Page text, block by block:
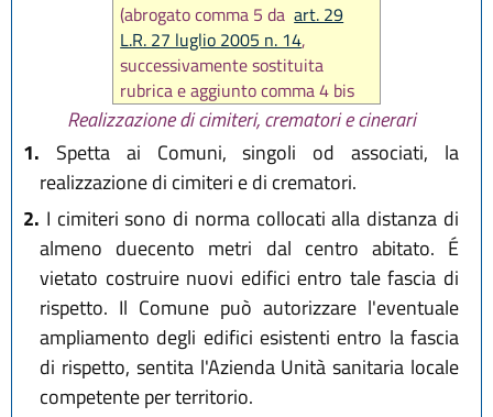
(abrogato comma 5 daart. 29
L.R. 27 luglio 2005 n. 14,
successivamente sostituita
rubrica e aggiunto comma 4 bis
da art. 27L.R. 14 giugno 2024, n.
)
Realizzazione di cimiteri, crematori e cinerari
1. Spetta ai Comuni, singoli od associati, la
realizzazione di cimiteri e di crematori.
2. I cimiteri sono di norma collocati alla distanza di
almeno duecento metri dal centro abitato. É
vietato costruire nuovi edifici entro tale fascia di
rispetto. Il Comune può autorizzare l'eventuale
ampliamento degli edifici esistenti entro la fascia
di rispetto, sentita l'Azienda Unità sanitaria locale
competente per territorio.